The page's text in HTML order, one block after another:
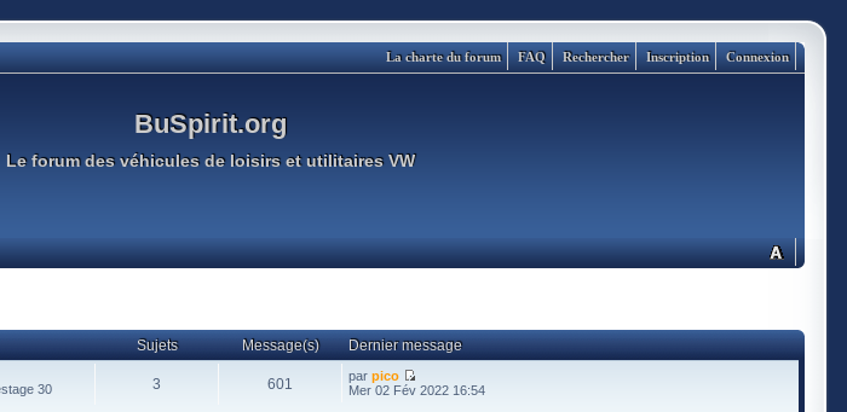
Connexion
Inscription
Rechercher
FAQ
La charte du forum
BuSpirit.org
Le forum des véhicules de loisirs et utilitaires VW
Sujets Message(s) Dernier message
30
3 601 parpico
Mer 02 Fév 2022 16:54